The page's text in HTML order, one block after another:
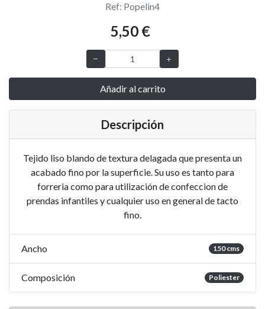
Ref: Popelin4
5,50 €
Añadir al carrito
Descripción
Tejido liso blando de textura delagada que presenta un
acabado fino por la superficie. Su uso es tanto para
forreria como para utilización de confeccion de
prendas infantiles y cualquier uso en general de tacto
fino.
Ancho 150 cms
Composición Poliester